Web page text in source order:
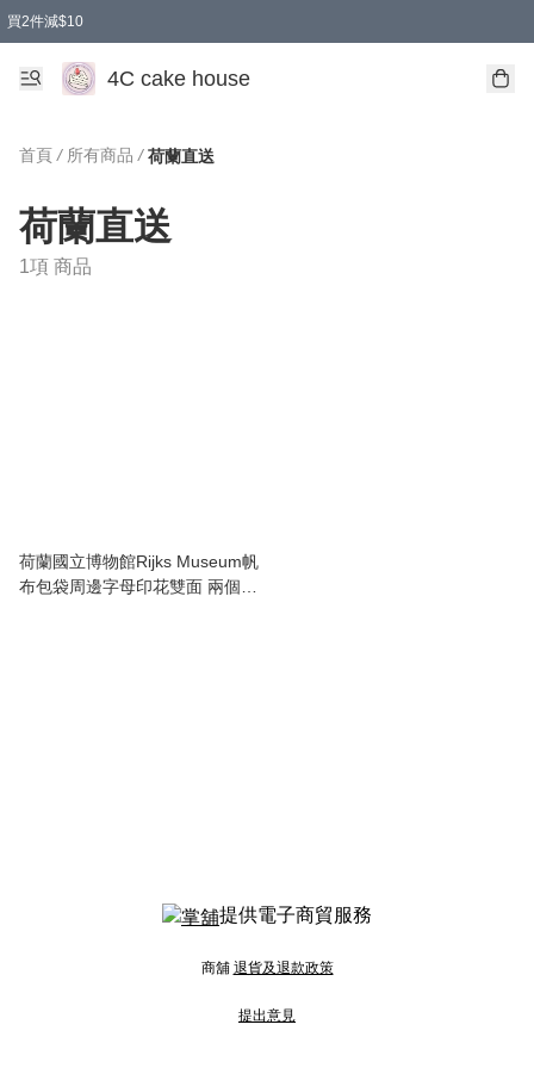
買2件減$10
任選兩件減$10
買兩盒減$10
買兩件減$10
買2件減$10
4C cake house
首頁 / 所有商品 / 荷蘭直送
荷蘭直送
1項 商品
荷蘭國立博物館Rijks Museum帆
布包袋周邊字母印花雙面 兩個尺
提供電子商貿服務
商舖 退貨及退款政策
提出意見